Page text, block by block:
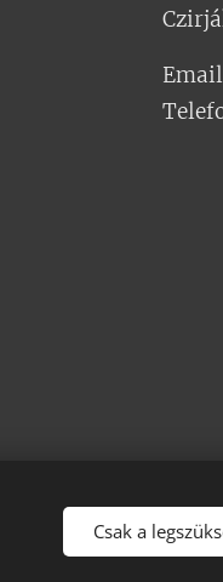
a mindennapokra Sütik
Csak a